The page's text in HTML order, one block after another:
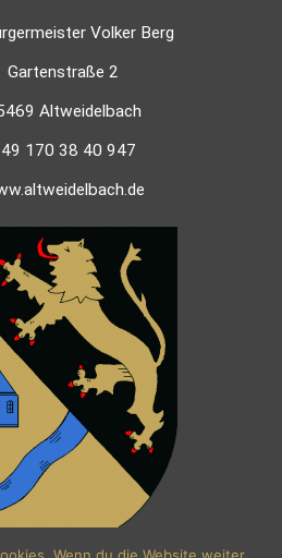
Volker Berg
Gartenstraße 2
Altweidelbach
170 38 40 947